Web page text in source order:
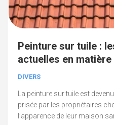
Peinture sur tuile :
actuelles en
DIVERS
La peinture sur tuile est
prisée par les propriétaires
l’apparence de leur maison